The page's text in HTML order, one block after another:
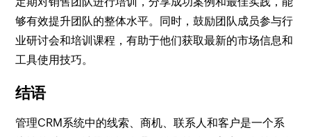
够有效提升团队的整体水平。同时，鼓励团队成员参与行
业研讨会和培训课程，有助于他们获取最新的市场信息和
工具使用技巧。
结语
管理CRM系统中的线索、商机、联系人和客户是一个系